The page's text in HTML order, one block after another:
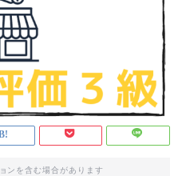
ンを含む場合があります